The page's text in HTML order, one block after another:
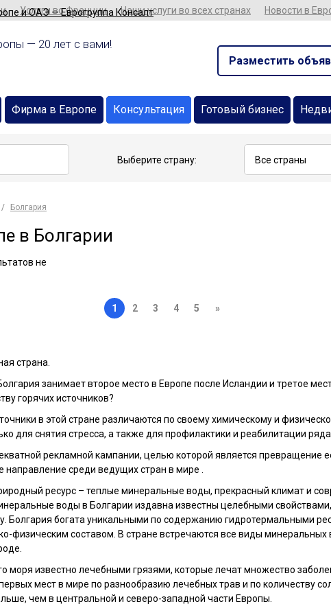
Услуги во Франции Наши услуги во всех странах Новости в
— 20 лет с вами!
Разместить
Фирма в Европе Консультация Готовый бизнес
Выберите страну:
Болгария
в Болгарии
не
1 2 3 4 5 »
страна.
занимает второе место в Европе после Исландии и третое
горячих источников?
в этой стране различаются по своему химическому и
для снятия стресса, а также для профилактики и реабилитации
рекламной кампании, целью которой является превращение
направление среди ведущих стран в мире .
ресурс – теплые минеральные воды, прекрасный климат и
воды в Болгарии издавна известны целебными
Болгария богата уникальными по содержанию гидротермальными
физическим составом. В стране встречаются все виды минеральных
моря известно лечебными грязями, которые лечат множество
мест в мире по разнообразию лечебных трав и по количеству
чем в центральной и северо-западной части Европы.